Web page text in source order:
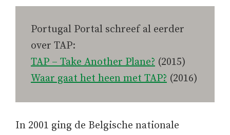
Portugal Portal schreef al eerder
over TAP:
TAP – Take Another Plane? (2015)
Waar gaat het heen met TAP? (2016)
In 2001 ging de Belgische nationale